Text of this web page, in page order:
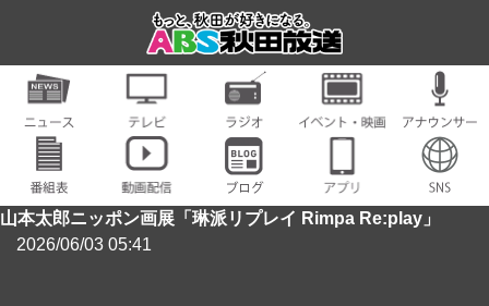
山本太郎ニッポン画展「琳派リプレイ Rimpa Re:play」
2026/06/03 05:41